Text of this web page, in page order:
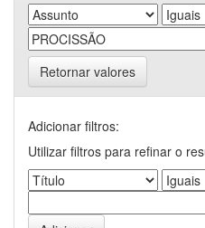
Retornar valores
Adicionar filtros:
Utilizar filtros para refinar o